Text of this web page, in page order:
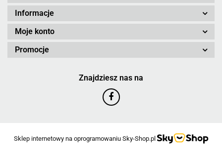
Informacje
Moje konto
Promocje
Znajdziesz nas na
Sklep internetowy na oprogramowaniu Sky-Shop.pl